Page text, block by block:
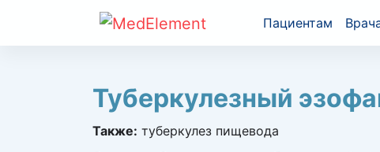
Пациентам
Туберкулезный
Также: туберкулез пищевода